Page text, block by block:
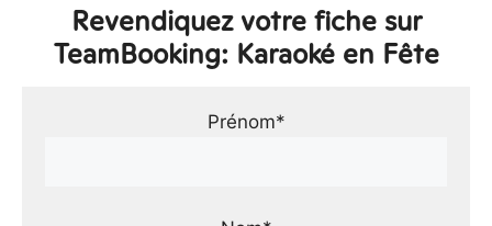
Revendiquez votre fiche sur
TeamBooking: Karaoké en Fête
Prénom*